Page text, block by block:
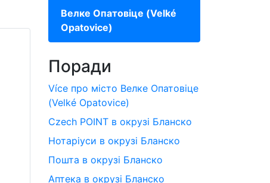
Велке Опатовіце (Velké
Opatovice)
Поради
Více про місто Велке Опатовіце
(Velké Opatovice)
Czech POINT в окрузі Бланско
Нотаріуси в окрузі Бланско
Пошта в окрузі Бланско
Аптека в окрузі Бланско